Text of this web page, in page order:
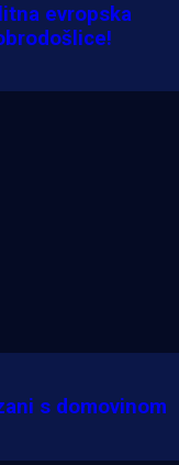
evropska
s domovinom